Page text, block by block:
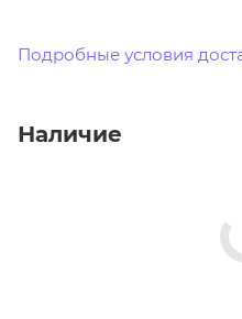
Подробные условия
Наличие